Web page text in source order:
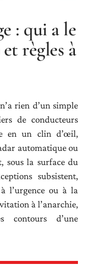
: qui a le
règles à
rien d’un simple
de conducteurs
en un clin d’œil,
automatique ou
sous la surface du
subsistent,
l’urgence ou à la
à l’anarchie,
contours d’une